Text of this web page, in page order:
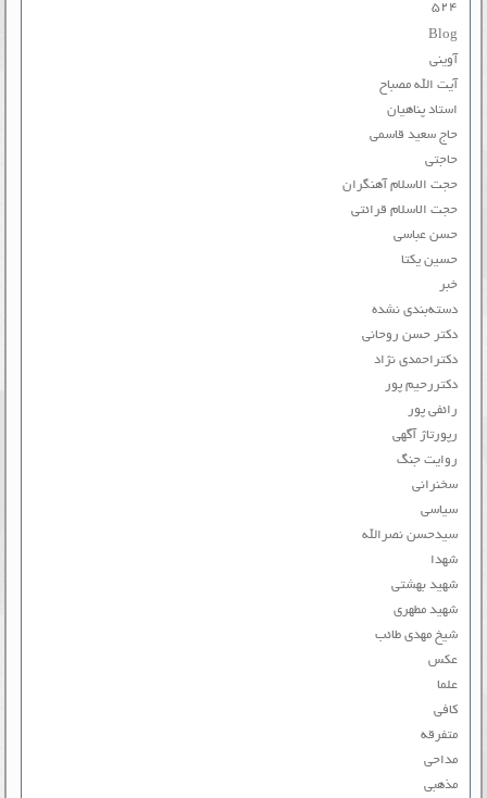
۵۲۴
Blog
آوینی
آیت الله مصباح
استاد پناهیان
حاج سعید قاسمی
حاجتی
حجت الاسلام آهنگران
حجت الاسلام قرائتی
حسن عباسی
حسین یکتا
خبر
دسته‌بندی نشده
دکتر حسن روحانی
دکتراحمدی نژاد
دکتررحیم پور
رائفی پور
رپورتاژ آگهی
روایت جنگ
سخنرانی
سیاسی
سیدحسن نصرالله
شهدا
شهید بهشتی
شهید مطهری
شیخ مهدی طائب
عکس
علما
کافی
متفرقه
مداحی
مذهبی